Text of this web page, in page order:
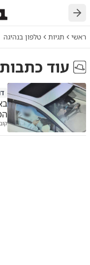
חזרה
ראשי תגיות טלפון בנהיגה
עוד